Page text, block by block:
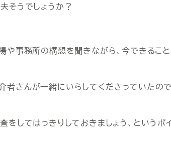
そうでしょうか？
や事務所の構想を聞きながら、今できるこ
さんが一緒にいらしてくださっていたので
してはっきりしておきましょう、というポ